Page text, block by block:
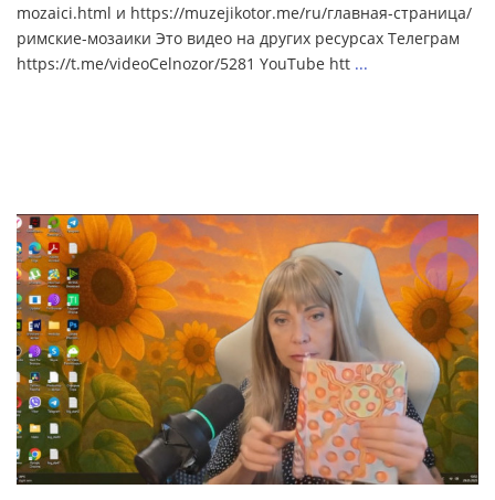
mozaici.html и https://muzejikotor.me/ru/главная-страница/
римские-мозаики Это видео на других ресурсах Телеграм
https://t.me/videoCelnozor/5281 YouTube htt ...